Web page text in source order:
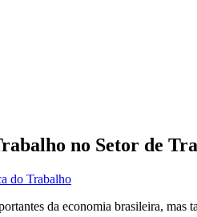
no Setor de
do Trabalho
da economia brasileira, mas